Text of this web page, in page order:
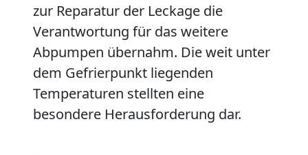
zur Reparatur der Leckage die
Verantwortung für das weitere
Abpumpen übernahm. Die weit unter
dem Gefrierpunkt liegenden
Temperaturen stellten eine
besondere Herausforderung dar.